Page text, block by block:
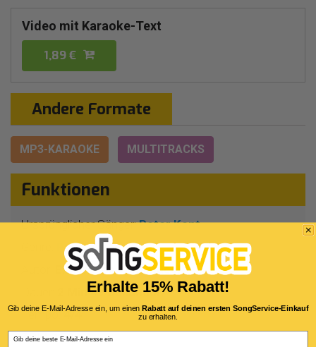
Video mit Karaoke-Text
1,89 €
Andere Formate
MP3-KARAOKE MULTITRACKS
Funktionen
Ursprünglicher Sänger:Peter Kent
Pop/rock
E.Maresca - D.Dimucci
2 Min 49 Sekunden
Tempo: 4/4
BPM:159
Erhalte 15% Rabatt!
Gib deine E-Mail-Adresse ein, um einenRabatt auf deinen ersten SongService-Einkauf
zu erhalten.